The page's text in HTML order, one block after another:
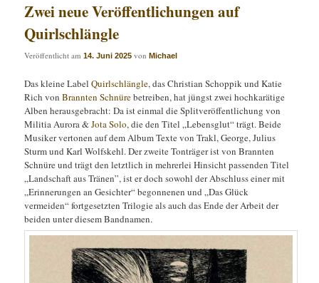
Zwei neue Veröffentlichungen auf
Quirlschlängle
Veröffentlicht am14. Juni 2025 vonMichael
Das kleine LabelQuirlschlängle, das Christian Schoppik und Katie
Rich von Brannten Schnürebetreiben, hat jüngst zwei hochkarätige
Alben herausgebracht: Da ist einmal die Splitveröffentlichung von
Militia Aurora &Jota Solo, die den Titel „Lebensglut“ trägt. Beide
Musiker vertonen auf dem Album Texte von Trakl, George, Julius
Sturm und Karl Wolfskehl. Der zweite Tonträger ist von Brannten
Schnüre und trägt den letztlich in mehrerlei Hinsicht passenden Titel
„Landschaft aus Tränen”, ist er doch sowohl der Abschluss einer mit
„Erinnerungen an Gesichter“ begonnenen und „Das Glück
vermeiden“ fortgesetzten Trilogie als auch das Ende der Arbeit der
beiden unter diesem Bandnamen.